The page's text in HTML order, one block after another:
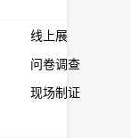
线上展
问卷调查
现场制证